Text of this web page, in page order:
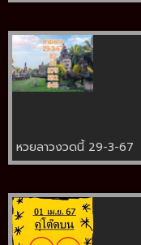
หวยลาวงวดนี้ 29-3-67